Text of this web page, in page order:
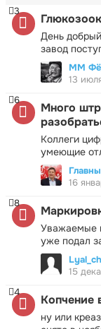
День
завод
3
ММ
13
Много
Коллеги
умеющие
6
16
Уважаемые
уже подал
8
15
Копчение
ну или
4